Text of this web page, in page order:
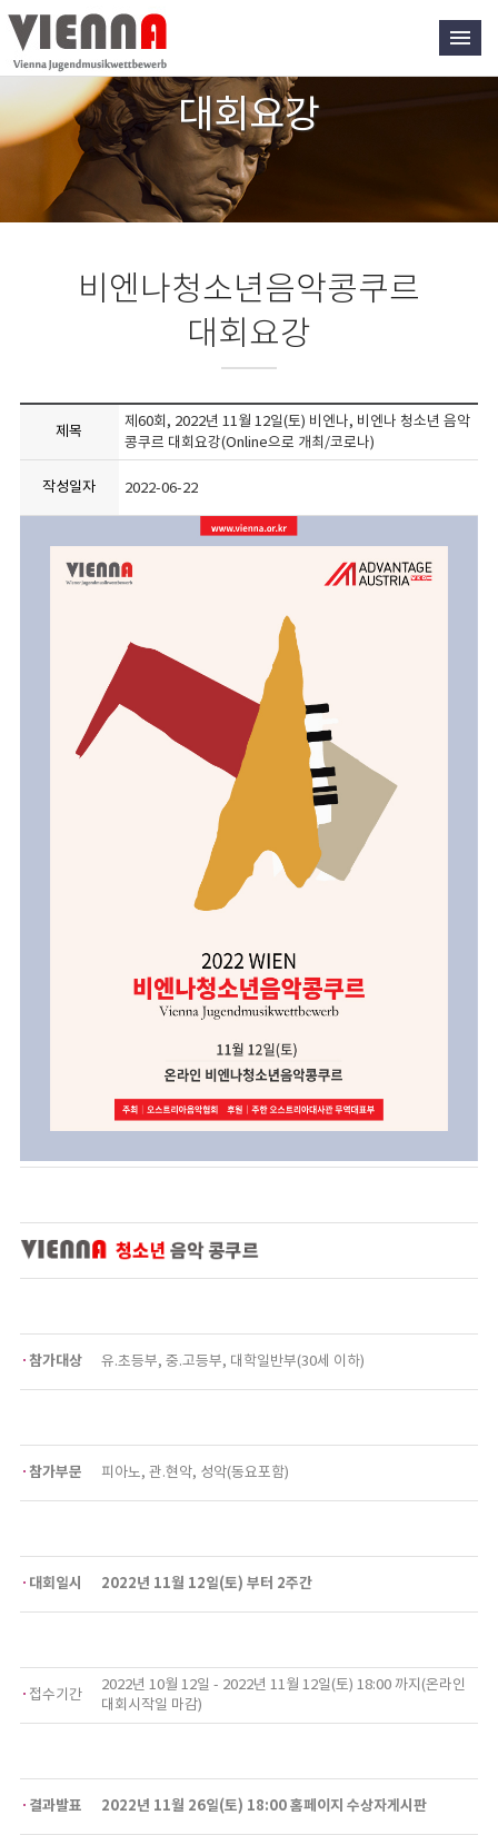
대회요강
비엔나청소년음악콩쿠르
대회요강
제목
제60회, 2022년 11월 12일(토) 비엔나, 비엔나 청소년 음악
콩쿠르 대회요강(Online으로 개최/코로나)
작성일자 2022-06-22
참가대상 유.초등부, 중.고등부, 대학일반부(30세 이하)
참가부문 피아노, 관.현악, 성악(동요포함)
대회일시 2022년 11월 12일(토) 부터 2주간
접수기간
2022년 10월 12일 - 2022년 11월 12일(토) 18:00 까지(온라인
대회시작일 마감)
결과발표 2022년 11월 26일(토) 18:00 홈페이지 수상자게시판